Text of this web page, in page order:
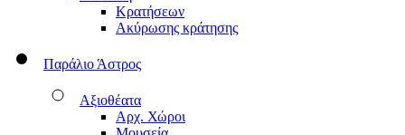
Κρατήσεων
Ακύρωσης κράτησης
Παράλιο Άστρος
Αξιοθέατα
Αρχ. Χώροι